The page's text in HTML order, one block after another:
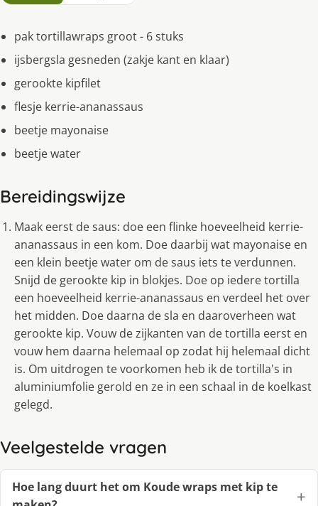
pak tortillawraps groot - 6 stuks
ijsbergsla gesneden (zakje kant en klaar)
gerookte kipfilet
flesje kerrie-ananassaus
beetje mayonaise
beetje water
Bereidingswijze
Maak eerst de saus: doe een flinke hoeveelheid kerrie-
ananassaus in een kom. Doe daarbij wat mayonaise en
een klein beetje water om de saus iets te verdunnen.
Snijd de gerookte kip in blokjes. Doe op iedere tortilla
een hoeveelheid kerrie-ananassaus en verdeel het over
het midden. Doe daarna de sla en daaroverheen wat
gerookte kip. Vouw de zijkanten van de tortilla eerst en
vouw hem daarna helemaal op zodat hij helemaal dicht
is. Om uitdrogen te voorkomen heb ik de tortilla's in
aluminiumfolie gerold en ze in een schaal in de koelkast
gelegd.
Veelgestelde vragen
Hoe lang duurt het om Koude wraps met kip te